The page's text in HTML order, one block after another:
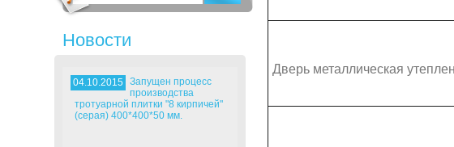
Дверь металлическая
Новости
04.10.2015
Запущен процесс
производства
тротуарной плитки "8 кирпичей"
(серая) 400*400*50 мм.